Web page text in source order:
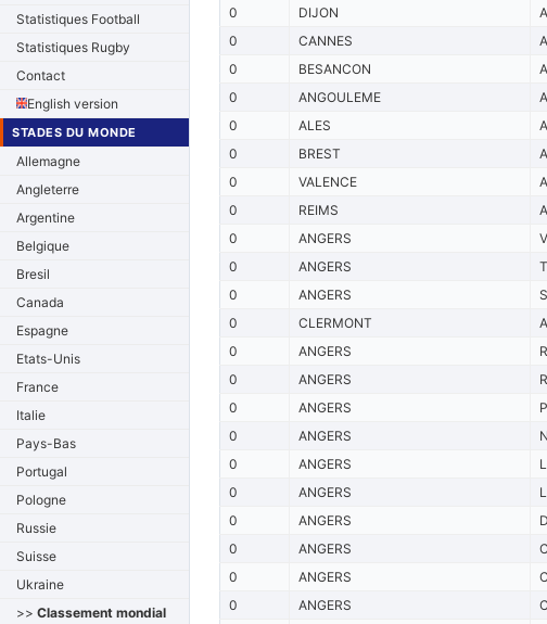
Statistiques Football
Statistiques Rugby
Contact
English version
STADES DU MONDE
Allemagne
Angleterre
Argentine
Belgique
Bresil
Canada
Espagne
Etats-Unis
France
Italie
Pays-Bas
Portugal
Pologne
Russie
Suisse
Ukraine
>> Classement mondial
0
DIJON
0
CANNES
0
BESANCON
0
ANGOULEME
0
ALES
0
BREST
0
VALENCE
0
REIMS
0
ANGERS
0
ANGERS
0
ANGERS
0
CLERMONT
0
ANGERS
0
ANGERS
0
ANGERS
0
ANGERS
0
ANGERS
0
ANGERS
0
ANGERS
0
ANGERS
0
ANGERS
0
ANGERS